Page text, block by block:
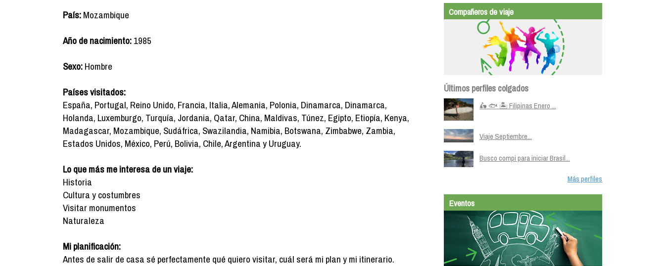
País:Mozambique
Año de nacimiento:1985
Sexo:Hombre
Países visitados:
España, Portugal, Reino Unido, Francia, Italia, Alemania, Polonia, Dinamarca, Dinamarca,
Holanda, Luxemburgo, Turquía, Jordania, Qatar, China, Maldivas, Túnez, Egipto, Etiopía, Kenya,
Madagascar, Mozambique, Sudáfrica, Swazilandia, Namibia, Botswana, Zimbabwe, Zambia,
Estados Unidos, México, Perú, Bolivia, Chile, Argentina y Uruguay.
Lo que más me interesa de un viaje:
Historia
Cultura y costumbres
Visitar monumentos
Naturaleza
Mi planificación:
Antes de salir de casa sé perfectamente qué quiero visitar, cuál será mi plan y mi itinerario.
Compañeros de viaje
Últimos perfiles colgados
🛵 🐟 🏝️ Filipinas Enero ...
Viaje Septiembre...
Busco compi para iniciar Brasil...
Más perfiles
Eventos